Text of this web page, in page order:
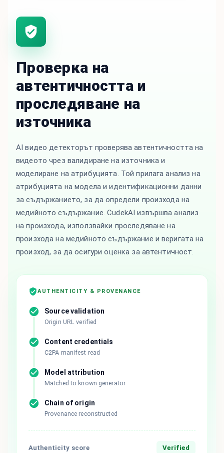
AUTHENTICITY & PROVENANCE
Source validation
Origin URL verified
Content credentials
C2PA manifest read
Model attribution
Matched to known generator
Chain of origin
Provenance reconstructed
Authenticity score Verified
Проверка на
автентичността и
проследяване на
източника
AI видео детекторът проверява автентичността на
видеото чрез валидиране на източника и
моделиране на атрибуцията. Той прилага анализ на
атрибуцията на модела и идентификационни данни
за съдържанието, за да определи произхода на
медийното съдържание. CudekAI извършва анализ
на произхода, използвайки проследяване на
произхода на медийното съдържание и веригата на
произход, за да осигури оценка за автентичност.